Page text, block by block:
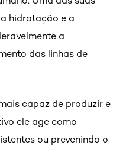
hidratação e a
a
das linhas de
capaz de produzir e
ele age como
ou prevenindo o